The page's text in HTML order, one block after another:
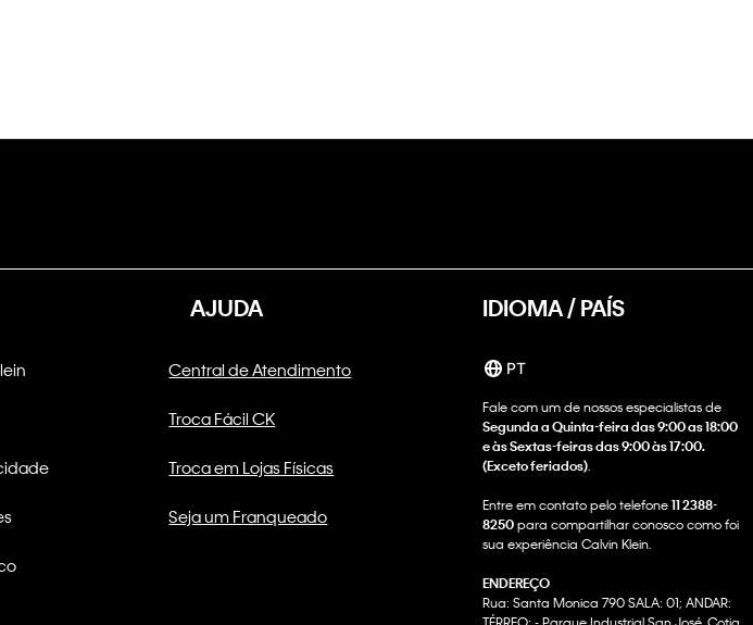
AJUDA
Central de Atendimento
Troca Fácil CK
Troca em Lojas Físicas
Seja um Franqueado
IDIOMA / PAÍS
PT
Fale com um de nossos especialistas de
Segunda a Quinta-feira das 9:00 as 18:00
e às Sextas-feiras das 9:00 às 17:00.
(Exceto feriados)
Entre em contato pelo telefone11 2388-
8250para compartilhar conosco como foi
sua experiência Calvin Klein.
ENDEREÇO
Rua: Santa Monica 790 SALA: 01; ANDAR: